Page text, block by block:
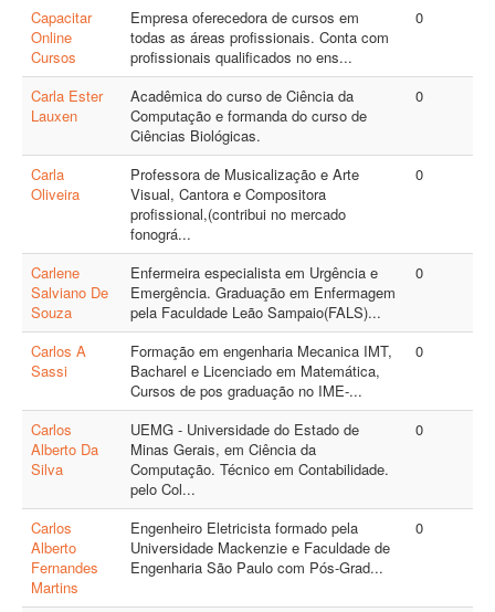
Capacitar
Online
Cursos
Empresa oferecedora de cursos em
todas as áreas profissionais. Conta com
profissionais qualificados no ens...
0
Carla Ester
Lauxen
Acadêmica do curso de Ciência da
Computação e formanda do curso de
Ciências Biológicas.
0
Carla
Oliveira
Professora de Musicalização e Arte
Visual, Cantora e Compositora
profissional,(contribui no mercado
fonográ...
0
Carlene
Salviano De
Souza
Enfermeira especialista em Urgência e
Emergência. Graduação em Enfermagem
pela Faculdade Leão Sampaio(FALS)...
0
Carlos A
Sassi
Formação em engenharia Mecanica IMT,
Bacharel e Licenciado em Matemática,
Cursos de pos graduação no IME-...
0
Carlos
Alberto Da
Silva
UEMG - Universidade do Estado de
Minas Gerais, em Ciência da
Computação. Técnico em Contabilidade.
pelo Col...
0
Carlos
Alberto
Fernandes
Martins
Engenheiro Eletricista formado pela
Universidade Mackenzie e Faculdade de
Engenharia São Paulo com Pós-Grad...
0